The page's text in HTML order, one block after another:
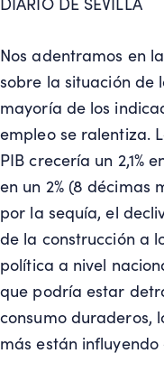
Nos adentramos en
sobre la situación de
mayoría de los
empleo se ralentiza.
PIB crecería un 2,1%
en un 2% (8 décimas
por la sequía, el
de la construcción a
política a nivel
que podría estar
consumo duraderos,
más están